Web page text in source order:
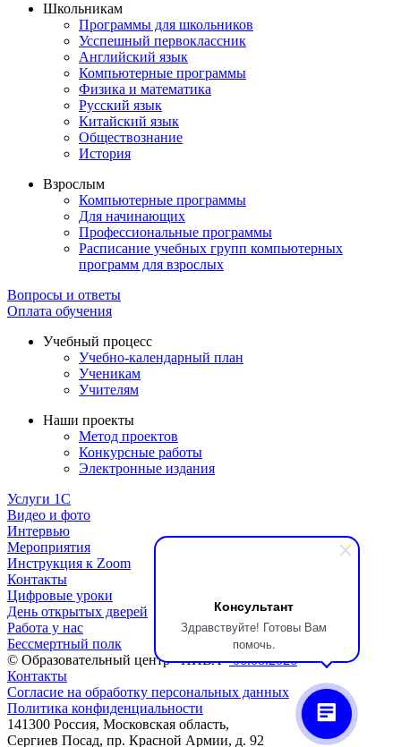
Консультант
Здравствуйте! Готовы Вам
помочь.
Школьникам
Программы для школьников
Усспешный первоклассник
Английский язык
Компьютерные программы
Физика и математика
Русский язык
Китайский язык
Обществознание
История
Взрослым
Компьютерные программы
Для начинающих
Профессиональные программы
Расписание учебных групп компьютерных
программ для взрослых
Вопросы и ответы
Оплата обучения
Учебный процесс
Учебно-календарный план
Ученикам
Учителям
Наши проекты
Метод проектов
Конкурсные работы
Электронные издания
Услуги 1C
Видео и фото
Интервью
Мероприятия
Инструкция к Zoom
Контакты
Цифровые уроки
День открытых дверей
Работа у нас
Бессмертный полк
© Образовательный центр «НИВА»06.08.2026
Контакты
Согласие на обработку персональных данных
Политика конфиденциальности
141300 Россия, Московская область,
Сергиев Посад, пр. Красной Армии, д. 92